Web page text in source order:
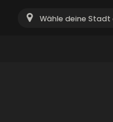
Wähle deine Stadt